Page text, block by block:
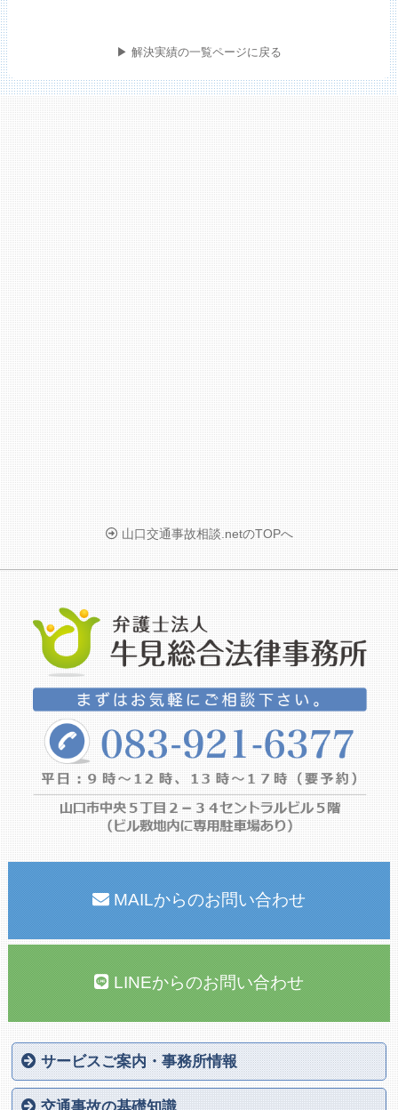
▶ 解決実績の一覧ページに戻る
山口交通事故相談.netのTOPへ
MAILからのお問い合わせ
LINEからのお問い合わせ
サービスご案内・事務所情報
山口交通事故相談公式サイトのTOP
交通事故被害に遭われた方へ
サポートの内容
交通事故を弁護士に依頼する５つの理由
事務所案内
弁護士紹介
協力医紹介
料金案内
解決実績
Q＆A
個人情報保護方針
サイトマップ
対応エリア
お問い合わせ
交通事故の基礎知識